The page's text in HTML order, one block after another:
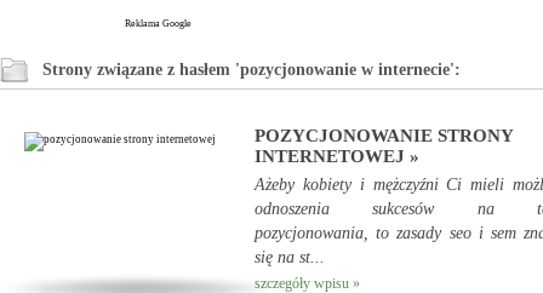
Reklama Google
Strony związane z hasłem 'pozycjonowanie w internecie':
POZYCJONOWANIE STRONY
INTERNETOWEJ »
Ażeby kobiety i mężczyźni Ci mieli
odnoszenia sukcesów na
pozycjonowania, to zasady seo i sem
się na st...
szczegóły wpisu »